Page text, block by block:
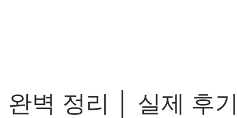
벽 정리 │ 실제 후